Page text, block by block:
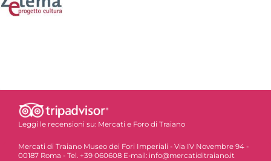
Leggi le recensioni su: Mercati e Foro di Traiano
Mercati di Traiano Museo dei Fori Imperiali - Via IV Novembre 94 -
00187 Roma - Tel. +39 060608 E-mail: info@mercatiditraiano.it